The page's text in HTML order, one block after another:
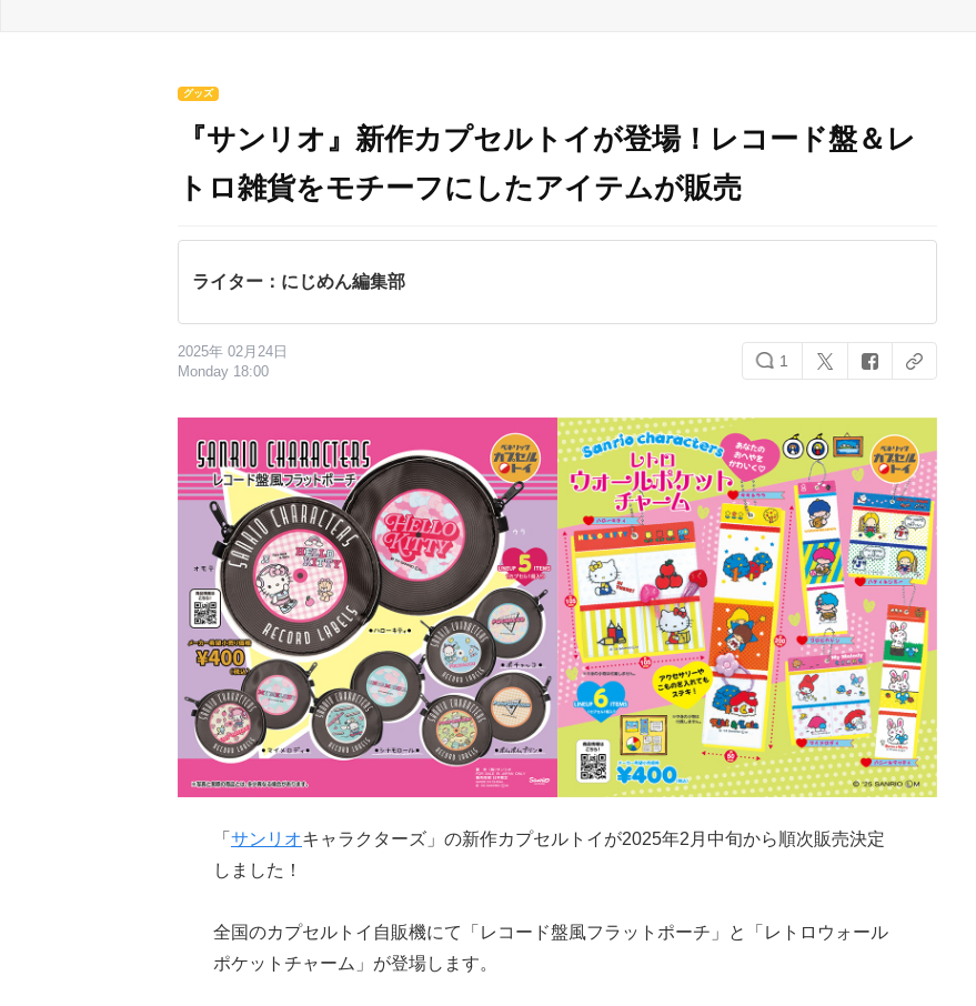
グッズ
『サンリオ』新作カプセルトイが登場！レコード盤＆レ
トロ雑貨をモチーフにしたアイテムが販売
ライター：にじめん編集部
2025年 02月24日
Monday 18:00
1
「 サンリオキャラクターズ」の新作カプセルトイが2025年2月中旬から順次販売決定
しました！
全国のカプセルトイ自販機にて「レコード盤風フラットポーチ」と「レトロウォール
ポケットチャーム」が登場します。